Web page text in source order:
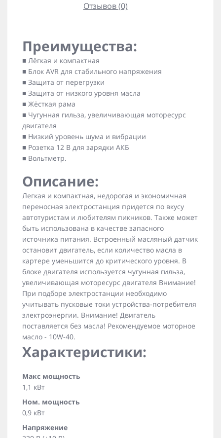
Отзывов (0)
Преимущества:
■ Лёгкая и компактная
■ Блок AVR для стабильного напряжения
■ Защита от перегрузки
■ Защита от низкого уровня масла
■ Жёсткая рама
■ Чугунная гильза, увеличивающая моторесурс
двигателя
■ Низкий уровень шума и вибрации
■ Розетка 12 В для зарядки АКБ
■ Вольтметр.
Описание:
Легкая и компактная, недорогая и экономичная
переносная электростанция придется по вкусу
автотуристам и любителям пикников. Также может
быть использована в качестве запасного
источника питания. Встроенный масляный датчик
остановит двигатель, если количество масла в
картере уменьшится до критического уровня. В
блоке двигателя используется чугунная гильза,
увеличивающая моторесурс двигателя Внимание!
При подборе электростанции необходимо
учитывать пусковые токи устройства-потребителя
электроэнергии. Внимание! Двигатель
поставляется без масла! Рекомендуемое моторное
масло - 10W-40.
Характеристики:
Макс мощность
1,1 кВт
Ном. мощность
0,9 кВт
Напряжение